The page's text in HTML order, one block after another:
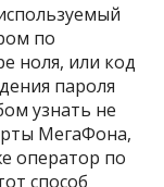
по
ноля, или код
пароля
узнать не
МегаФона,
оператор по
способ